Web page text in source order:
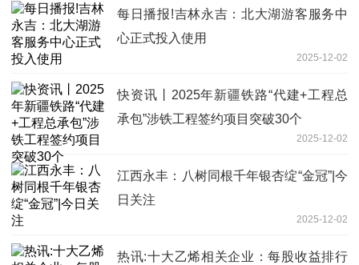
每日播报!吉林永吉：北大湖游客服务中
心正式投入使用
2025-12-02
快资讯丨2025年新疆铁路“代建+工程总
承包”涉铁工程签约项目突破30个
2025-12-02
江西永丰：八树同根千年银杏绽“金冠”|今
日关注
2025-12-02
热讯:十大乙烯相关企业：每股收益排行